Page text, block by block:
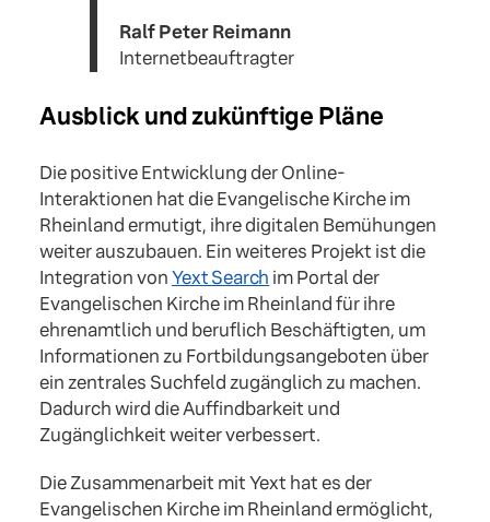
Ralf Peter Reimann
Internetbeauftragter
Ausblick und zukünftige Pläne
Die positive Entwicklung der Online-
Interaktionen hat die Evangelische Kirche im
Rheinland ermutigt, ihre digitalen Bemühungen
weiter auszubauen. Ein weiteres Projekt ist die
Integration vonYext Search im Portal der
Evangelischen Kirche im Rheinland für ihre
ehrenamtlich und beruflich Beschäftigten, um
Informationen zu Fortbildungsangeboten über
ein zentrales Suchfeld zugänglich zu machen.
Dadurch wird die Auffindbarkeit und
Zugänglichkeit weiter verbessert.
Die Zusammenarbeit mit Yext hat es der
Evangelischen Kirche im Rheinland ermöglicht,